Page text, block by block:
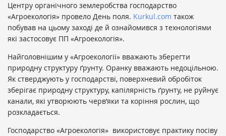
Центру органічного землеробства господарство
«Агроекологія» провело День поля. Kurkul.com також
побував на цьому заході де й ознайомився з технологіями
які застосовує ПП «Агроекологія».
Найголовнішим у «Агроекології» вважають зберегти
природну структуру ґрунту. Оранку вважають недоцільною.
Як стверджують у господарстві, поверхневий обробіток
зберігає природну структуру, капілярність ґрунту, не руйнує
канали, які утворюють черв’яки та коріння рослин, що
розкладається.
Господарство «Агроекологія» використовує практику посіву